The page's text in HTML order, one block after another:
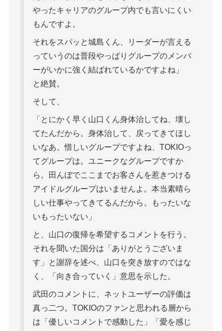
やったキャリアのグループ内でも言いにくい
もんですよ。
それをスパッと城島くん、リーダーが言える
っていうのは普段やっぱりグループのメンバ
ーがいかに強く結ばれているかですよね」
と絶賛。
そして、
「とにかく早く山口くん身体治してね、壊し
てたんだから。身体治して、戻ってきてほし
いなあ。惜しいグループですよね、TOKIOっ
てグループは。ユニークなグループですか
ら。田んぼでここまでお客さんを惹きつける
アイドルグループはいませんよ。本当素晴ら
しい仕事やってきてるんだから。もったいな
いもったいない」
と、山口の復帰を希望するコメントを行う。
それを聞いた国分は「ありがとうございま
す」と謝辞を述べ、山口を突き放すのではな
く、「向き合っていく」意思を示した。
武田のコメントに、ネットユーザーの評価は
真っ二つ。TOKIOのファンと思われる層から
は「優しいコメントで感動した」「愛を感じ